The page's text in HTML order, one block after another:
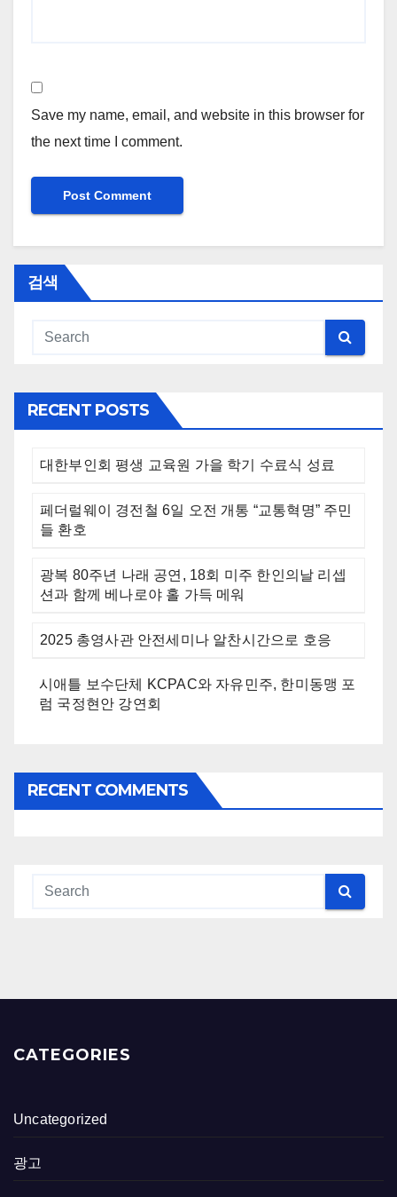
Save my name, email, and website in this browser for
the next time I comment.
검색
RECENT POSTS
대한부인회 평생 교육원 가을 학기 수료식 성료
페더럴웨이 경전철 6일 오전 개통 “교통혁명” 주민
들 환호
광복 80주년 나래 공연, 18회 미주 한인의날 리셉
션과 함께 베나로야 홀 가득 메워
2025 총영사관 안전세미나 알찬시간으로 호응
시애틀 보수단체 KCPAC와 자유민주, 한미동맹 포
럼 국정현안 강연회
RECENT COMMENTS
CATEGORIES
Uncategorized
광고